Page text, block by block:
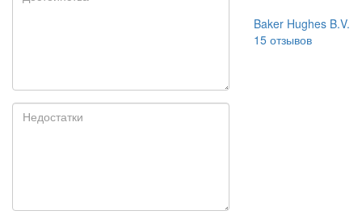
Baker Hughes B.V.
15отзывов